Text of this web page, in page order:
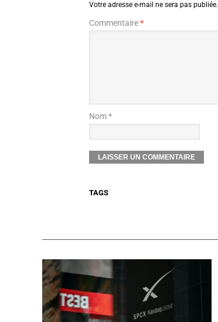
Votre adresse e-mail ne sera pas publiée.
Commentaire*
Nom *
TAGS